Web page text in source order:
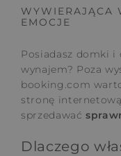
WYWIERAJĄCA
EMOCJE
Posiadasz domki i
wynajem? Poza
booking.com
stronę
sprzedawać
Dlaczego